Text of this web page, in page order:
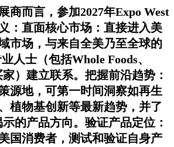
商而言，参加2027年Expo West
：直面核心市场：直接进入美
市场，与来自全美乃至全球的
人士（包括Whole Foods、
）建立联系。把握前沿趋势：
源地，可第一时间洞察如再生
植物基创新等最新趋势，并了
的产品方向。验证产品定位：
国消费者，测试和验证自身产